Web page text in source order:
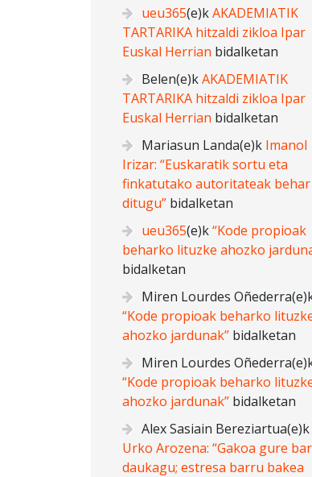
ueu365(e)kAKADEMIATIK
TARTARIKA hitzaldi zikloa Ipar
Euskal Herrian bidalketan
Belen(e)kAKADEMIATIK
TARTARIKA hitzaldi zikloa Ipar
Euskal Herrian bidalketan
Mariasun Landa(e)k Imanol
Irizar: “Euskaratik sortu eta
finkatutako autoritateak behar
ditugu” bidalketan
ueu365(e)k“Kode propioak
beharko lituzke ahozko
bidalketan
Miren Lourdes Oñederra
“Kode propioak beharko
ahozko jardunak” bidalketan
Miren Lourdes Oñederra
“Kode propioak beharko
ahozko jardunak” bidalketan
Alex Sasiain Bereziartua(e)k
Urko Arozena: “Gakoa gure
daukagu; estresa barru bakea